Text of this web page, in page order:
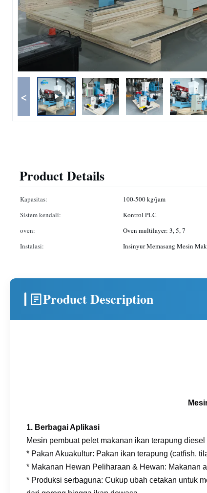
<
Product Details
Kapasitas: 100-500 kg/jam
Sistem kendali:
Kontrol PLC
oven:
Oven multilayer: 3, 5, 7
Instalasi:
Insinyur Memasang Mesin
Product Description
1. Berbagai Aplikasi
Mesin pembuat pelet makanan ikan terapung
* Pakan Akuakultur: Pakan ikan terapung (catfish,
* Makanan Hewan Peliharaan & Hewan: Makanan
* Produksi serbaguna: Cukup ubah cetakan untuk